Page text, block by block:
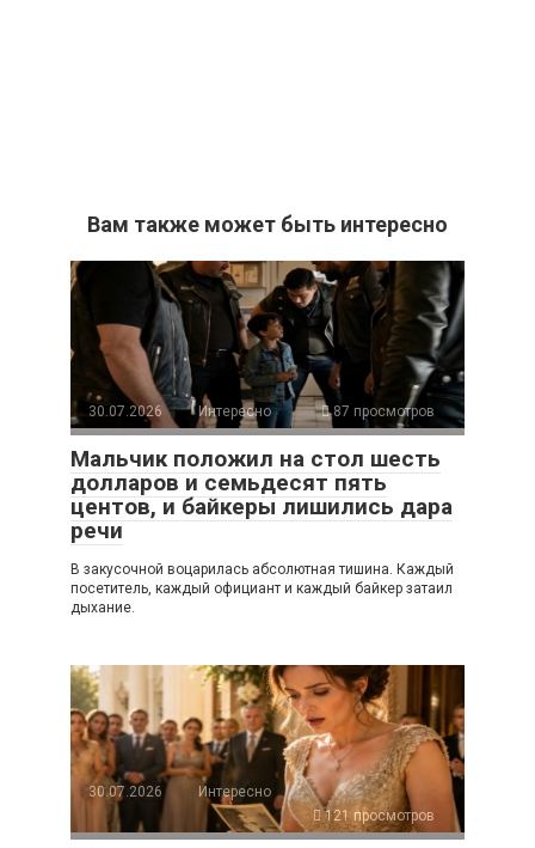
Вам также может быть интересно
30.07.2026 Интересно 87 просмотров
Мальчик положил на стол шесть
долларов и семьдесят пять
центов, и байкеры лишились дара
речи
В закусочной воцарилась абсолютная тишина. Каждый
посетитель, каждый официант и каждый байкер затаил
дыхание.
30.07.2026
Интересно
121 просмотров